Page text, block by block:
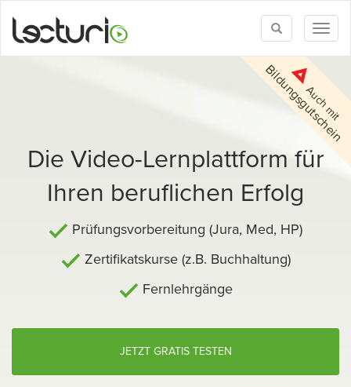
Toggle
search
Auch mit
Bildungsgutschein
Die Video-Lernplattform für
Ihren beruflichen Erfolg
Prüfungsvorbereitung (Jura, Med, HP)
Zertifikatskurse (z.B. Buchhaltung)
Fernlehrgänge
JETZT GRATIS TESTEN